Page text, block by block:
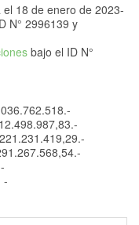
18 de enero de 2023-
N° 2996139 y
bajo el ID N°
-